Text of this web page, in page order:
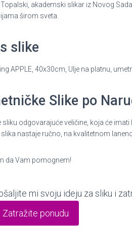
akademski slikar iz Novog
širom sveta.
slike
APPLE, 40x30cm, Ulje na platnu,
Slike po
sliku odgovarajuće veličine, koja će
slika nastaje ručno, na kvalitetnom
da Vam pomognem!
mi svoju ideju za sliku i
Zatražite ponudu